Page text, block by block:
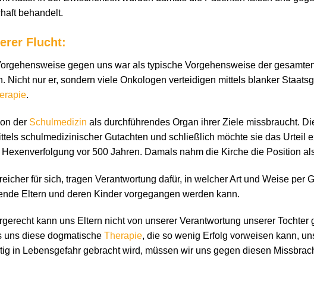
behandelt.
Flucht:
gegen uns war als typische Vorgehensweise der
Nicht nur er, sondern viele Onkologen verteidigen mittels blanker
.
der Schulmedizin als durchführendes Organ ihrer Ziele missbraucht.
schulmedizinischer Gutachten und schließlich möchte sie das Urteil
vor 500 Jahren. Damals nahm die Kirche die Position
für sich, tragen Verantwortung dafür, in welcher Art und Weise per
Eltern und deren Kinder vorgegangen werden kann.
kann uns Eltern nicht von unserer Verantwortung unserer
uns diese dogmatische Therapie, die so wenig Erfolg vorweisen kann,
in Lebensgefahr gebracht wird, müssen wir uns gegen diesen